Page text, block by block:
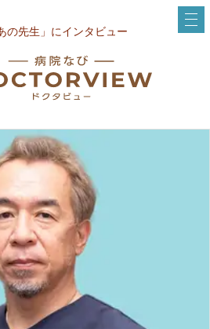
の先生」にインタビュー